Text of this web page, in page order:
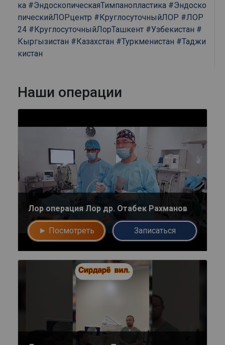
ка #ЭндоскопическаяТимпанопластика #Эндоско
пическийЛОРцентр #КруглосуточныйЛОР #ЛОР
24 #КруглосуточныйЛорТашкент #Узбекистан #
Кыргызистан #Казахстан #Туркменистан #Таджи
кистан
Наши операции
Лор операция Лор др. Отабек Рахманов
► Посмотреть Записаться
Напишите в наш общий чат
Специалистов
Наши врачи с радостью проконсультируют Вас!
Написать специалисту нет, спасибо